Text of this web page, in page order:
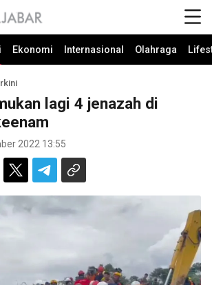
Ekonomi Internasional Olahraga
lagi 4 jenazah di
2022 13:55